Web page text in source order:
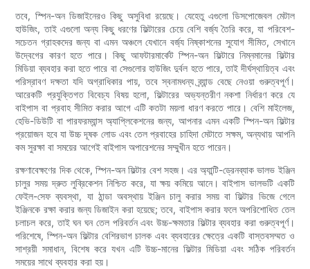
তবে, স্পিন-অন ডিজাইনেরও কিছু অসুবিধা রয়েছে। যেহেতু এগুলো ডিসপোজেবল মেটাল
হাউজিং, তাই এগুলো অন্য কিছু ধরণের ফিল্টারের চেয়ে বেশি বর্জ্য তৈরি করে, যা পরিবেশ-
সচেতন গ্রাহকদের জন্য বা এমন অঞ্চলে যেখানে বর্জ্য নিষ্কাশনের সুযোগ সীমিত, সেখানে
উদ্বেগের কারণ হতে পারে। কিছু আফটারমার্কেট স্পিন-অন ফিল্টারে নিম্নমানের ফিল্টার
মিডিয়া ব্যবহার করা হতে পারে বা সেগুলোর হাউজিং দুর্বল হতে পারে, তাই দীর্ঘস্থায়িত্ব এবং
পরিস্রাবণ দক্ষতা যদি অগ্রাধিকার পায়, তবে স্বনামধন্য ব্র্যান্ড বেছে নেওয়া গুরুত্বপূর্ণ।
আরেকটি প্রযুক্তিগত বিবেচ্য বিষয় হলো, ফিল্টারের অভ্যন্তরীণ নকশা নির্ধারণ করে যে
বাইপাস বা প্রবাহ সীমিত করার আগে এটি কতটা ময়লা ধারণ করতে পারে। বেশি মাইলেজ,
হেভি-ডিউটি ​​বা পারফরম্যান্স অ্যাপ্লিকেশনের জন্য, আপনার এমন একটি স্পিন-অন ফিল্টার
প্রয়োজন হবে যা উচ্চ দূষক লোড এবং তেল প্রবাহের চাহিদা মেটাতে সক্ষম, অন্যথায় আপনি
কম সুরক্ষা বা সময়ের আগেই বাইপাস অপারেশনের সম্মুখীন হতে পারেন।
রক্ষণাবেক্ষণের দিক থেকে, স্পিন-অন ফিল্টার বেশ সহজ। এর অ্যান্টি-ড্রেনব্যাক ভালভ ইঞ্জিন
চালুর সময় দ্রুত লুব্রিকেশন নিশ্চিত করে, যা ক্ষয় কমিয়ে আনে। বাইপাস ভালভটি একটি
ফেইল-সেফ ব্যবস্থা, যা ঠান্ডা অবস্থায় ইঞ্জিন চালু করার সময় বা ফিল্টার ভিজে গেলে
ইঞ্জিনকে রক্ষা করার জন্য ডিজাইন করা হয়েছে; তবে, বাইপাস করার ফলে অপরিশোধিত তেল
চলাচল করে, তাই ঘন ঘন তেল পরিবর্তন এবং উচ্চ-ক্ষমতার ফিল্টার ব্যবহার করা গুরুত্বপূর্ণ।
পরিশেষে, স্পিন-অন ফিল্টার বেশিরভাগ চালক এবং ব্যবহারের ক্ষেত্রে একটি বাস্তবসম্মত ও
সাশ্রয়ী সমাধান, বিশেষ করে যখন এটি উচ্চ-মানের ফিল্টার মিডিয়া এবং সঠিক পরিবর্তন
সময়ের সাথে ব্যবহার করা হয়।